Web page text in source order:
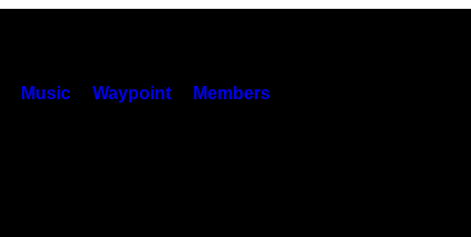
Music Waypoint Members